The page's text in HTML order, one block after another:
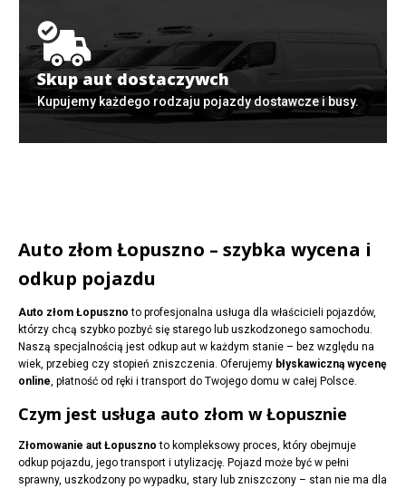
Skup aut dostaczywch
Kupujemy każdego rodzaju pojazdy dostawcze i busy.
Auto złom Łopuszno – szybka wycena i
odkup pojazdu
Auto złom Łopuszno to profesjonalna usługa dla właścicieli pojazdów,
którzy chcą szybko pozbyć się starego lub uszkodzonego samochodu.
Naszą specjalnością jest odkup aut w każdym stanie – bez względu na
wiek, przebieg czy stopień zniszczenia. Oferujemy błyskawiczną wycenę
online, płatność od ręki i transport do Twojego domu w całej Polsce.
Czym jest usługa auto złom w Łopusznie
Złomowanie aut Łopuszno to kompleksowy proces, który obejmuje
odkup pojazdu, jego transport i utylizację. Pojazd może być w pełni
sprawny, uszkodzony po wypadku, stary lub zniszczony – stan nie ma dla